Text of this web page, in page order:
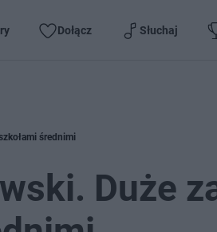
Dołącz Słuchaj
średnimi
Duże